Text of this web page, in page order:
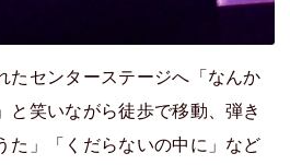
たセンターステージへ「なんか
と笑いながら徒歩で移動、弾き
た」「くだらないの中に」など